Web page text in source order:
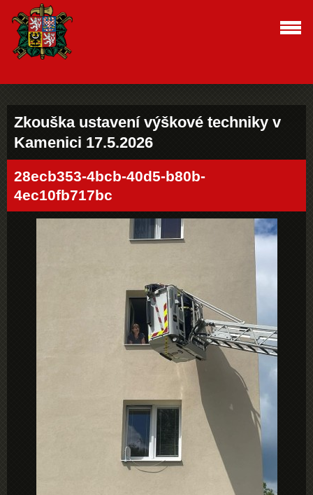
Zkouška ustavení výškové techniky v
Kamenici 17.5.2026
28ecb353-4bcb-40d5-b80b-
4ec10fb717bc